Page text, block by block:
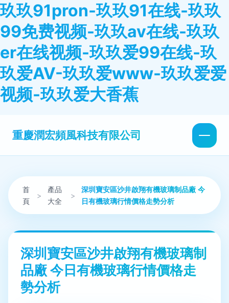
玖玖91pron-玖玖91在线-玖玖
99免费视频-玖玖av在线-玖玖
er在线视频-玖玖爱99在线-玖
玖爱AV-玖玖爱www-玖玖爱爱
视频-玖玖爱大香蕉
重慶潤宏頻風科技有限公司
首
頁
>
產品
大全
>
深圳寶安區沙井啟翔有機玻璃制品廠 今
日有機玻璃行情價格走勢分析
深圳寶安區沙井啟翔有機玻璃制
品廠 今日有機玻璃行情價格走
勢分析